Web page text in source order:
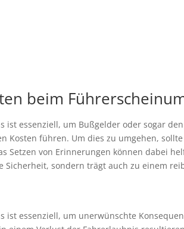
beim
essenziell, um Bußgelder oder sogar
Kosten führen. Um dies zu umgehen,
Setzen von Erinnerungen können dabei
sondern trägt auch zu einem
essenziell, um unerwünschte